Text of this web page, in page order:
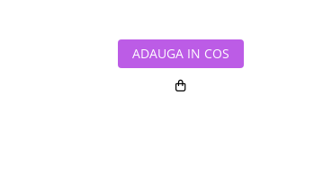
ADAUGA IN COS